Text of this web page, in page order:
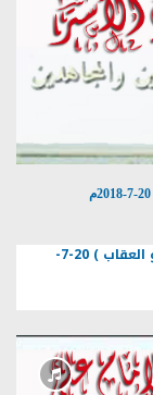
وصايا الأمام على لمالك الأشتر( تفعيل مبدأ الثواب و العقاب ) 20-7-